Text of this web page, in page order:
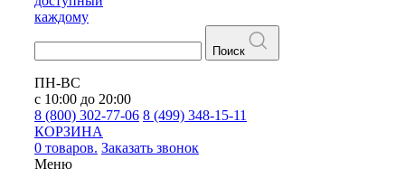
каждому
Поиск
ПН-ВС
с 10:00 до 20:00
8 (800) 302-77-06 8 (499) 348-15-11
КОРЗИНА
0 товаров. Заказать звонок
Меню